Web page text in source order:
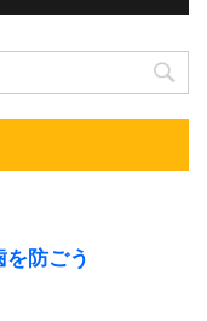
を防ごう